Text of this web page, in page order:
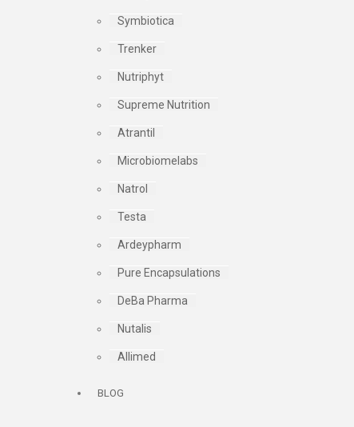
Symbiotica
Trenker
Nutriphyt
Supreme Nutrition
Atrantil
Microbiomelabs
Natrol
Testa
Ardeypharm
Pure Encapsulations
DeBa Pharma
Nutalis
Allimed
BLOG